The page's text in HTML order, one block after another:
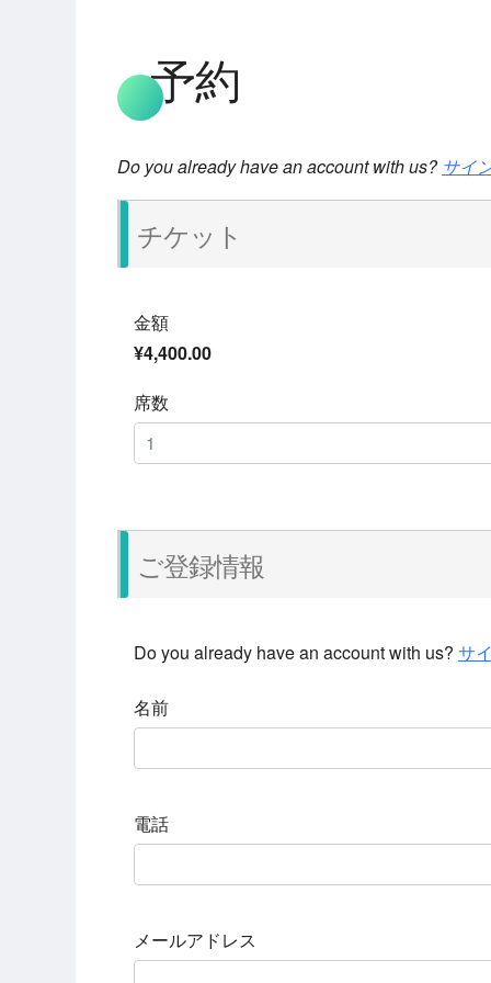
予約
Do you already have an account with us? サイ
チケット
金額
¥4,400.00
席数
ご登録情報
Do you already have an account with us? サ
名前
電話
メールアドレス